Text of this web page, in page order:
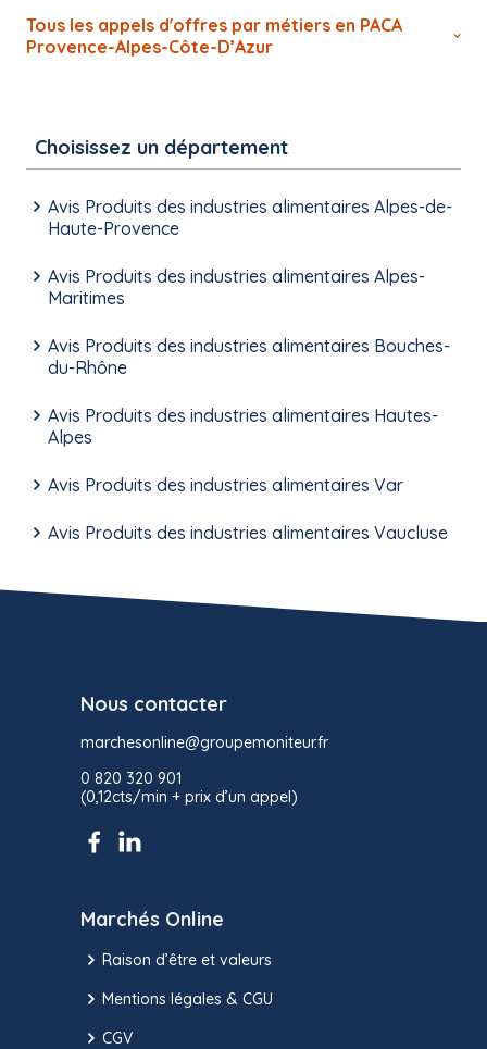
Tous les appels d'offres par métiers en PACA
Provence-Alpes-Côte-D’Azur
Choisissez un département
Avis Produits des industries alimentaires Alpes-de-
Haute-Provence
Avis Produits des industries alimentaires Alpes-
Maritimes
Avis Produits des industries alimentaires Bouches-
du-Rhône
Avis Produits des industries alimentaires Hautes-
Alpes
Avis Produits des industries alimentaires Var
Avis Produits des industries alimentaires Vaucluse
Nous contacter
marchesonline@groupemoniteur.fr
0 820 320 901
(0,12cts/min + prix d’un appel)
Marchés Online
Raison d’être et valeurs
Mentions légales & CGU
CGV